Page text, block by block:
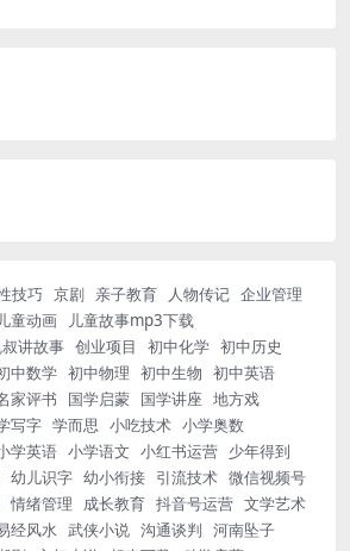
技巧 京剧 亲子教育 人物传记 企业管理
童动画
儿童故事mp3下载
讲故事 创业项目 初中化学 初中历史
中数学 初中物理 初中生物 初中英语
家评书 国学启蒙 国学讲座 地方戏
写字 学而思 小吃技术 小学奥数
学英语 小学语文 小红书运营 少年得到
幼儿识字 幼小衔接 引流技术 微信视频号
情绪管理 成长教育 抖音号运营 文学艺术
经风水 武侠小说 沟通谈判 河南坠子